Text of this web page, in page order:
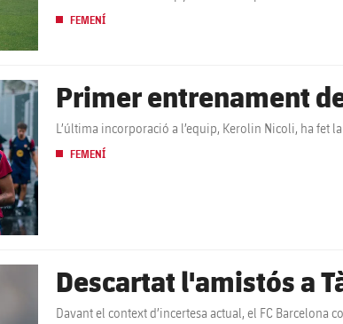
FEMENÍ
Primer entrenament
L’última incorporació a l’equip, Kerolin Nicoli, ha fet
FEMENÍ
Descartat l'amistós a
Davant el context d’incertesa actual, el FC Barcelona